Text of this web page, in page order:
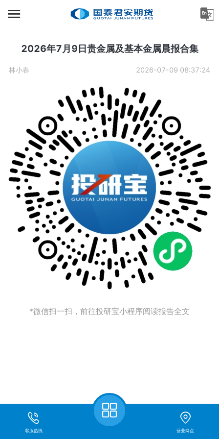
首页
资讯中心
机构金融
投资者教育
关于公司
2026年7月9日贵金属及基本金属晨报合集
林小春 2026-07-09 08:37:24
*微信扫一扫，前往投研宝小程序阅读报告全文
客服热线 营业网点